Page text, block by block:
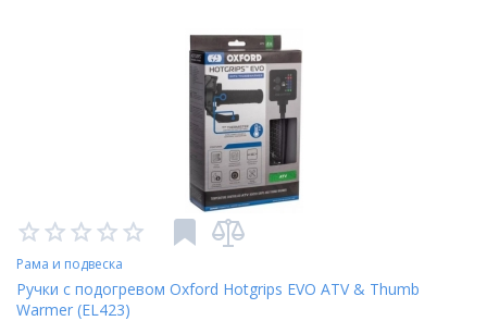
Рама и подвеска
Ручки с подогревом Oxford Hotgrips EVO ATV & Thumb
Warmer (EL423)